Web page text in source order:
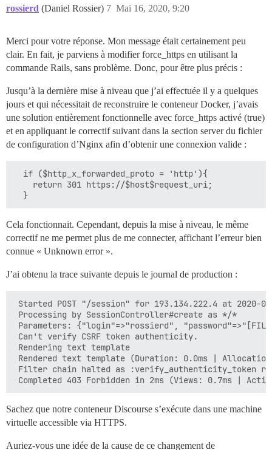
rossierd (Daniel Rossier) Mai 16, 2020, 9:20
7
Merci pour votre réponse. Mon message était certainement peu
clair. En fait, je parviens à modifier force_https en utilisant la
commande Rails, sans problème. Donc, pour être plus précis :
Jusqu’à la dernière mise à niveau que j’ai effectuée il y a quelques
jours et qui nécessitait de reconstruire le conteneur Docker, j’avais
une solution entièrement fonctionnelle avec force_https activé (true)
et en appliquant le correctif suivant dans la section server du fichier
de configuration d’Nginx afin d’obtenir une connexion valide :
  if ($http_x_forwarded_proto = 'http'){
    return 301 https://$host$request_uri;
Cela fonctionnait. Cependant, depuis la mise à niveau, le même
correctif ne me permet plus de me connecter, affichant l’erreur bien
connue « Unknown error ».
J’ai obtenu la trace suivante depuis le journal de production :
Started POST "/session" for 193.134.222.4 at 2020-
Processing by SessionController#create as */*
Parameters: {"login"=>"rossierd",
Can't verify CSRF token authenticity.
Rendering text template
Rendered text template (Duration: 0.0ms |
Filter chain halted as :verify_authenticity_token
Sachez que notre conteneur Discourse s’exécute dans une machine
virtuelle accessible via HTTPS.
Auriez-vous une idée de la cause de ce changement de